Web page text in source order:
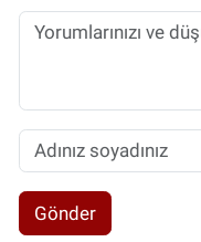
Gönder